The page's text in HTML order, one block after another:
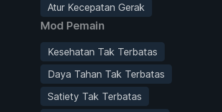
Atur Kecepatan Gerak
Mod Pemain
Kesehatan Tak Terbatas
Daya Tahan Tak Terbatas
Satiety Tak Terbatas